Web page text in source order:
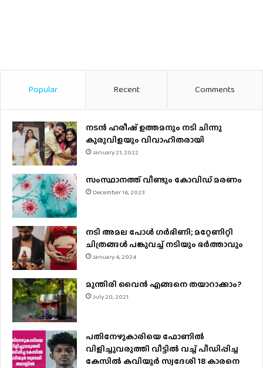
Popular Recent Comments
നടന്‍ ഹരീഷ് ഉത്തമനും നടി ചിന്നു
കുരുവിളയും വിവാഹിതരായി
January 21, 2022
സംസ്ഥാനത്ത് വീണ്ടും കോവിഡ് മരണം
December 16, 2023
നടി അമല പോൾ ​ഗർഭിണി; മറ്റേണിറ്റി
ചിത്രങ്ങള്‍ പങ്കുവച്ച് നടിയും ഭർത്താവും
January 4, 2024
മുന്തിരി വൈന്‍ എങ്ങനെ തയാറാക്കാം?
July 20, 2021
പതിനേഴുകാരിയെ ഫോണിൽ
വിളിച്ചുവരുത്തി വീട്ടിൽ വച്ച് പീഡിപ്പിച്ച
കേസിൽ കവിയൂർ സ്വദേശി 18 കാരനെ